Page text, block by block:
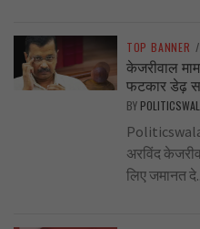
TOP BANNER /
केजरीवाल
फटकार डेढ़
BY
अरविंद
लिए जमानत